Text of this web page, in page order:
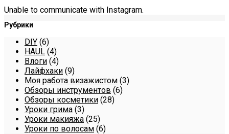
Unable to communicate with Instagram.
Рубрики
DIY (6)
HAUL (4)
Влоги (4)
Лайфхаки (9)
Моя работа визажистом (3)
Обзоры инструментов (6)
Обзоры косметики (28)
Уроки грима (3)
Уроки макияжа (25)
Уроки по волосам (6)